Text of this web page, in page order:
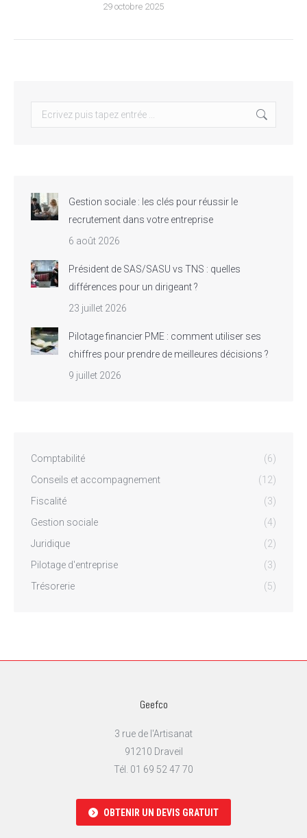
29 octobre 2025
Search:
Gestion sociale : les clés pour réussir le
recrutement dans votre entreprise
6 août 2026
Président de SAS/SASU vs TNS : quelles
différences pour un dirigeant ?
23 juillet 2026
Pilotage financier PME : comment utiliser ses
chiffres pour prendre de meilleures décisions ?
9 juillet 2026
Comptabilité
(6)
Conseils et accompagnement
(12)
Fiscalité
(3)
Gestion sociale
(4)
Juridique
(2)
Pilotage d'entreprise
(3)
Trésorerie
(5)
Geefco
3 rue de l'Artisanat
91210 Draveil
Tél. 01 69 52 47 70
OBTENIR UN DEVIS GRATUIT